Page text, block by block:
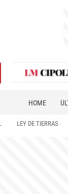
HOME
LEY DE TIERRAS